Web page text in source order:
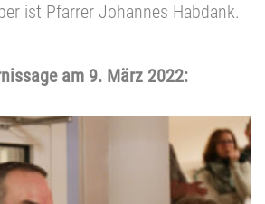
ist Pfarrer Johannes Habdank.
am 9. März 2022: